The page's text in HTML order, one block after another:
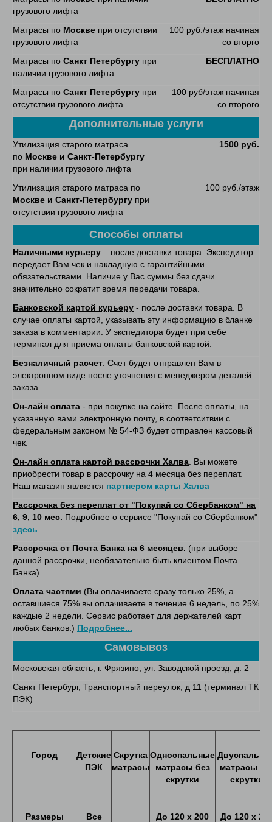
грузового лифта
Матрасы по Москве при отсутствии
грузового лифта
100 руб./этаж начиная
со вторго
Матрасы по Санкт Петербургу при
наличии грузового лифта
БЕСПЛАТНО
Матрасы по Санкт Петербургу при
отсутствии грузового лифта
100 руб/этаж начиная
со второго
Дополнительные услуги
Утилизация старого матраса
по Москве и Санкт-Петербургу
при наличии грузового лифта
1500 руб.
Утилизация старого матраса по
Москве и Санкт-Петербургу при
отсутствии грузового лифта
100 руб./этаж
Способы оплаты
Наличными курьеру – после доставки товара. Экспедитор
передает Вам чек и накладную с гарантийными
обязательствами. Наличие у Вас суммы без сдачи
значительно сократит время передачи товара.
Банковской картой курьеру - после доставки товара. В
случае оплаты картой, указывать эту информацию в бланке
заказа в комментарии. У экспедитора будет при себе
терминал для приема оплаты банковской картой.
Безналичный расчет . Счет будет отправлен Вам в
электронном виде после уточнения с менеджером деталей
заказа.
Он-лайн оплата - при покупке на сайте. После оплаты, на
указанную вами электронную почту, в соответситвии с
федеральным законом № 54-ФЗ будет отправлен кассовый
чек.
Он-лайн оплата картой рассрочки Халва . Вы можете
приобрести товар в рассрочку на 4 месяца без переплат.
Наш магазин является партнером карты Халва
Рассрочка без переплат от "Покупай со Сбербанком" на
6, 9, 10 мес. Подробнее о сервисе "Покупай со Сбербанком"
здесь
Рассрочка от Почта Банка на 6 месяцев. (при выборе
данной рассрочки, необязательно быть клиентом Почта
Банка)
Оплата частями (Вы оплачиваете сразу только 25%, а
оставшиеся 75% вы оплачиваете в течение 6 недель, по 25%
каждые 2 недели. Сервис работает для держателей карт
любых банков.) Подробнее...
Самовывоз
Московская область, г. Фрязино, ул. Заводской проезд, д. 2
Санкт Петербург, Транспортный переулок, д 11 (терминал ТК
ПЭК)
Город
Детские
ПЭК
Скрутка
матрасы
Односпальные
матрасы без
скрутки
матрасы
скрутки
Размеры
Все
До 120 х 200
До 120 х